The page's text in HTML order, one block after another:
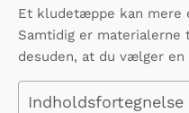
Et kludetæppe kan mere
Samtidig er
desuden, at du vælger
Indholdsfortegnelse